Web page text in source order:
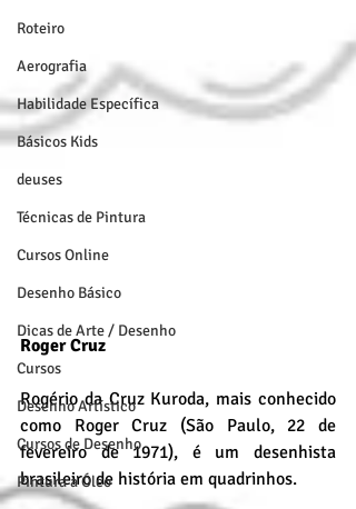
Roteiro
Aerografia
Habilidade Específica
Básicos Kids
deuses
Técnicas de Pintura
Cursos Online
Desenho Básico
Dicas de Arte / Desenho
Cursos
Desenho Artístico
Cursos de Desenho
Pintura a Óleo
Roger Cruz
Rogério da Cruz Kuroda, mais conhecido
como Roger Cruz (São Paulo, 22 de
fevereiro de 1971), é um desenhista
brasileiro de história em quadrinhos.